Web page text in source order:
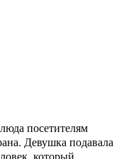
посетителям
Девушка подавала